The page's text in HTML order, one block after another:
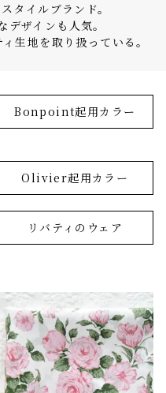
タイルブランド。
ザインも人気。
生地を取り扱っている。
Bonpoint起用カラー
Olivier起用カラー
リバティのウェア